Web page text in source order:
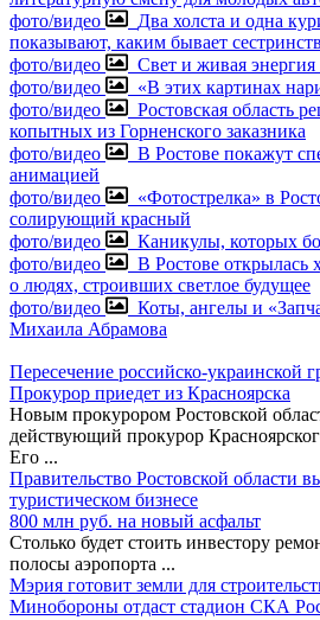
фото/видео
Два холста и одна
показывают, каким бывает
фото/видео
Свет и живая
фото/видео
«В этих картинах
фото/видео
Ростовская область
копытных из Горненского заказника
фото/видео
В Ростове покажут
анимацией
фото/видео
«Фотострелка» в
солирующий красный
фото/видео
Каникулы, которых
фото/видео
В Ростове открылась
о людях, строивших светлое будущее
фото/видео
Коты, ангелы и
Михаила Абрамова
Пересечение российско-украинской
Прокурор приедет из Красноярска
Новым прокурором Ростовской
действующий прокурор
Его ...
Правительство Ростовской области
туристическом бизнесе
800 млн руб. на новый асфальт
Столько будет стоить инвестору
полосы аэропорта ...
Мэрия готовит земли для
Минобороны отдаст стадион СКА